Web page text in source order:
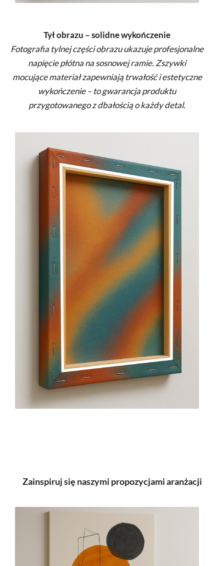
Tył obrazu – solidne wykończenie
Fotografia tylnej części obrazu ukazuje profesjonalne
napięcie płótna na sosnowej ramie. Zszywki
mocujące materiał zapewniają trwałość i estetyczne
wykończenie – to gwarancja produktu
przygotowanego z dbałością o każdy detal.
Zainspiruj się naszymi propozycjami aranżacji